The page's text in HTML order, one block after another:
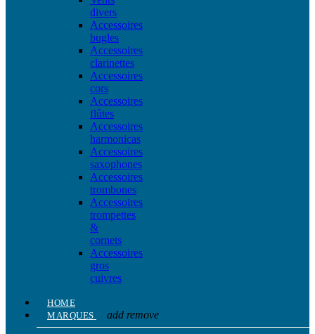
divers
Accessoires
bugles
Accessoires
clarinettes
Accessoires
cors
Accessoires
flûtes
Accessoires
harmonicas
Accessoires
saxophones
Accessoires
trombones
Accessoires
trompettes
&
cornets
Accessoires
gros
cuivres
HOME
MARQUES
add remove